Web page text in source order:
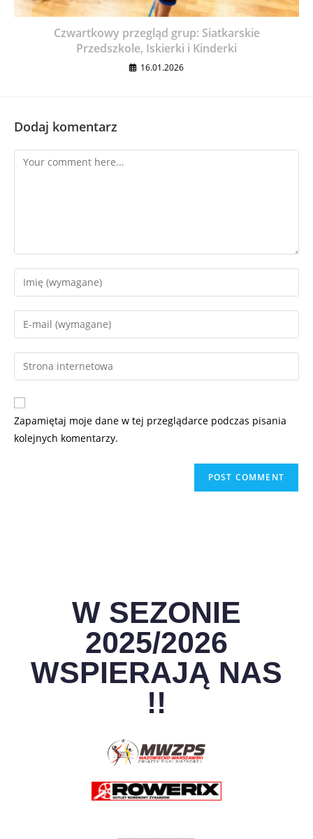
Czwartkowy przegląd grup: Siatkarskie
Przedszkole, Iskierki i Kinderki
16.01.2026
Dodaj komentarz
Zapamiętaj moje dane w tej przeglądarce podczas pisania
kolejnych komentarzy.
W SEZONIE
2025/2026
WSPIERAJĄ NAS
!!